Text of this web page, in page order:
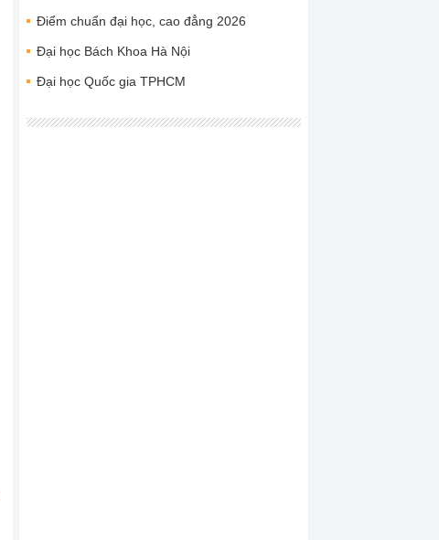
Điểm chuẩn đại học, cao đẳng 2026
Đại học Bách Khoa Hà Nội
Đại học Quốc gia TPHCM